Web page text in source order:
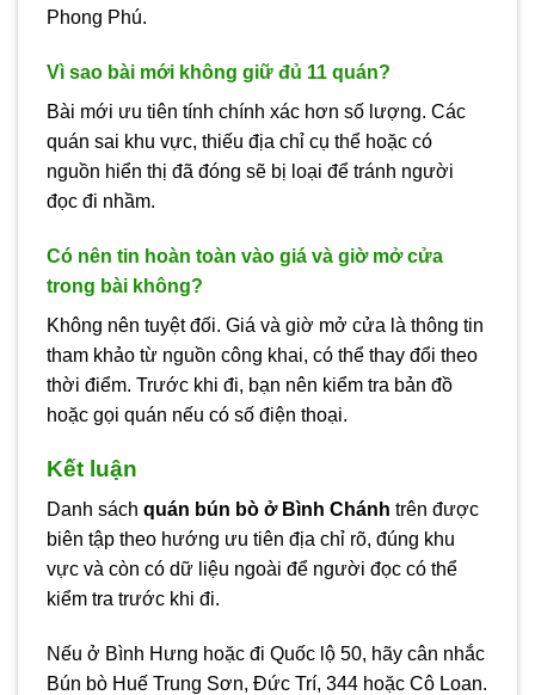
Phong Phú.
Vì sao bài mới không giữ đủ 11 quán?
Bài mới ưu tiên tính chính xác hơn số lượng. Các
quán sai khu vực, thiếu địa chỉ cụ thể hoặc có
nguồn hiển thị đã đóng sẽ bị loại để tránh người
đọc đi nhầm.
Có nên tin hoàn toàn vào giá và giờ mở cửa
trong bài không?
Không nên tuyệt đối. Giá và giờ mở cửa là thông tin
tham khảo từ nguồn công khai, có thể thay đổi theo
thời điểm. Trước khi đi, bạn nên kiểm tra bản đồ
hoặc gọi quán nếu có số điện thoại.
Kết luận
Danh sách quán bún bò ở Bình Chánh trên được
biên tập theo hướng ưu tiên địa chỉ rõ, đúng khu
vực và còn có dữ liệu ngoài để người đọc có thể
kiểm tra trước khi đi.
Nếu ở Bình Hưng hoặc đi Quốc lộ 50, hãy cân nhắc
Bún bò Huế Trung Sơn, Đức Trí, 344 hoặc Cô Loan.